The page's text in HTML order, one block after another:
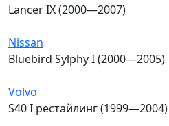
Lancer IX (2000—2007)
Nissan
Bluebird Sylphy I (2000—2005)
Volvo
S40 I рестайлинг (1999—2004)